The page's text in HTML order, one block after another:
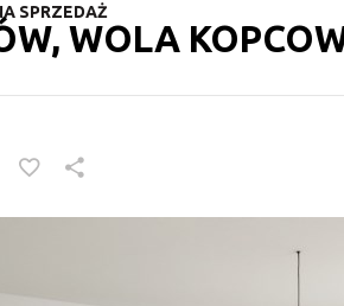
WOLA
SPRZEDAŻ